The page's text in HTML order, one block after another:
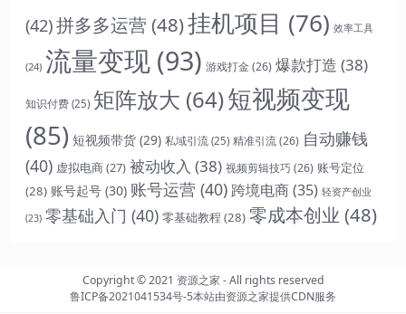
(42)拼多多运营 (48)挂机项目 (76) 效率工具
(24) 流量变现 (93) 游戏打金(26) 爆款打造 (38)
知识付费 (25) 矩阵放大 (64)短视频变现
(85) 短视频带货 (29) 私域引流 (25) 精准引流(26) 自动赚钱
(40) 虚拟电商(27) 被动收入 (38) 视频剪辑技巧(26) 账号定位
(28) 账号起号 (30) 账号运营 (40) 跨境电商(35) 轻资产创业
(23) 零基础入门 (40) 零基础教程 (28) 零成本创业 (48)
Copyright © 2021 资源之家 - All rights reserved
鲁ICP备2021041534号-5本站由资源之家提供CDN服务